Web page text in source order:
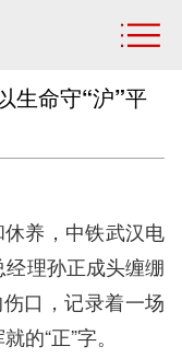
生命守“沪”平
养，中铁武汉电
理孙正成头缠绷
口，记录着一场
的“正”字。